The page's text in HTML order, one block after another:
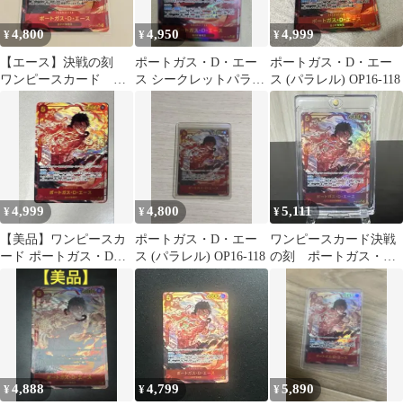
¥4,800
【エース】決戦の刻
ワンピースカード
¥4,950
ポートガス・D・エー
ス シークレットパラレ
¥4,999
ポートガス・D・エー
ス (パラレル) OP16-118
¥4,999
【美品】ワンピースカ
ード ポートガス・D・
エース SECパラレル
¥4,800
ポートガス・D・エー
ス (パラレル) OP16-118
¥5,111
ワンピースカード決戦
の刻 ポートガス・
D・エース SECパラレ
ルOP16-118
¥4,888 ¥4,799 ¥5,890